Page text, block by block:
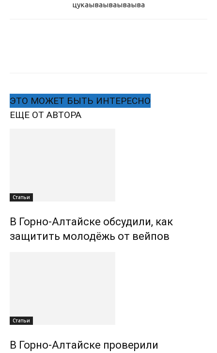
цукаываываываыва
ЭТО МОЖЕТ БЫТЬ ИНТЕРЕСНО
ЕЩЕ ОТ АВТОРА
Статьи
В Горно-Алтайске обсудили, как
защитить молодёжь от вейпов
Статьи
В Горно-Алтайске проверили